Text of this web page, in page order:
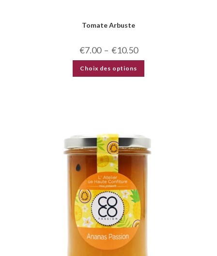
Tomate Arbuste
€7.00 – €10.50
Choix des options